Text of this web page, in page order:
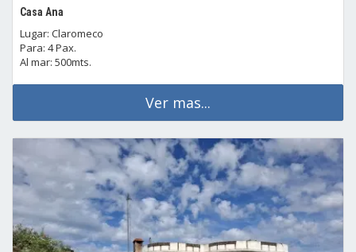
Casa Ana
Lugar: Claromeco
Para: 4 Pax.
Al mar: 500mts.
Ver mas...